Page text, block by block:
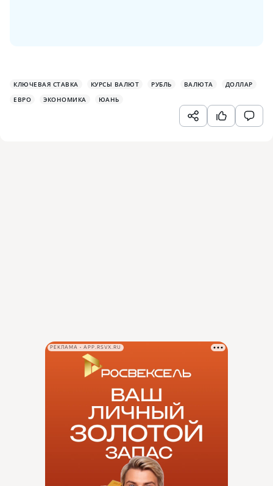
КЛЮЧЕВАЯ СТАВКА КУРСЫ ВАЛЮТ РУБЛЬ ВАЛЮТА
ДОЛЛАР
ЕВРО
ЭКОНОМИКА ЮАНЬ
РЕКЛАМА • APP.RSVX.RU